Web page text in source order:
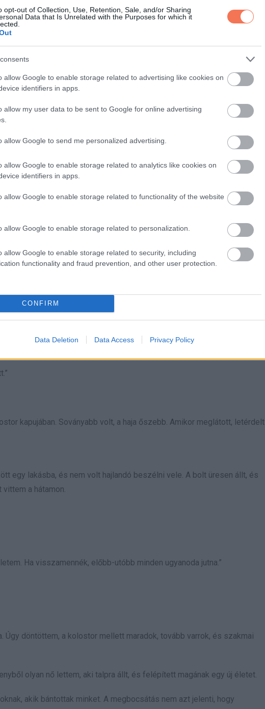
opt-out of Collection, Use, Retention, Sale, and/or Sharing
Data that Is Unrelated with the Purposes for which it
allow Google to enable storage related to advertising like cookies on
identifiers in apps.
allow my user data to be sent to Google for online advertising
allow Google to send me personalized advertising.
allow Google to enable storage related to analytics like cookies on
identifiers in apps.
allow Google to enable storage related to functionality of the website
allow Google to enable storage related to personalization.
allow Google to enable storage related to security, including
functionality and fraud prevention, and other user protection.
CONFIRM
Data Deletion Data Access Privacy Policy
Felkaptam a táskát, és kiléptem Carlos házának kapuján, miközben
volt, hová menjek. Csak arra emlékeztem, amit mondott: „a
maradjak. Kócos, összevagdalt hajjal, sírástól vörös szemekkel
főzni, zöldséget ültetni. Senki nem szidott, nem alázott meg, csak a
idő majd választ ad mindenre.”
a városban, délelőtt tanultam, délután dolgoztam a
kolostorba érkező turistáknak adtam el. Lépésről lépésre sikerült egy
lett.
menjek vissza, de én csak a fejemet ráztam:
kapujában. Soványabb volt, a haja őszebb. Amikor meglátott, letérdelt
egy lakásba, és nem volt hajlandó beszélni vele. A bolt üresen állt, és
a hátamon.
Ha visszamennék, előbb-utóbb minden ugyanoda jutna.”
döntöttem, a kolostor mellett maradok, tovább varrok, és szakmai
olyan nő lettem, aki talpra állt, és felépített magának egy új életet.
akik bántottak minket. A megbocsátás nem azt jelenti, hogy